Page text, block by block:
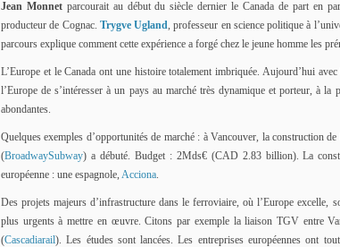
Jean Monnetparcourait au début du siècle dernier le Canada de part en
producteur de Cognac. Trygve Ugland, professeur en science politique à
parcours explique comment cette expérience a forgé chez le jeune homme les
L’Europe et le Canada ont une histoire totalement imbriquée. Aujourd’hui
l’Europe de s’intéresser à un pays au marché très dynamique et porteur, à la
abondantes.
Quelques exemples d’opportunités de marché : à Vancouver, la construction
(BroadwaySubway) a débuté. Budget : 2Mds€ (CAD 2.83 billion). La
européenne : une espagnole, Acciona.
Des projets majeurs d’infrastructure dans le ferroviaire, où l’Europe excelle,
plus urgents à mettre en œuvre. Citons par exemple la liaison TGV entre
(Cascadiarail). Les études sont lancées. Les entreprises européennes ont